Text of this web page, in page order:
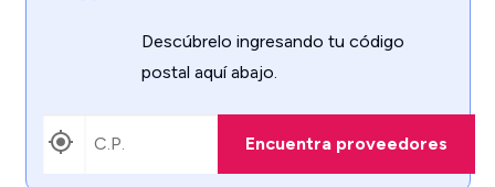
Descúbrelo ingresando tu código
postal aquí abajo.
Encuentra proveedores